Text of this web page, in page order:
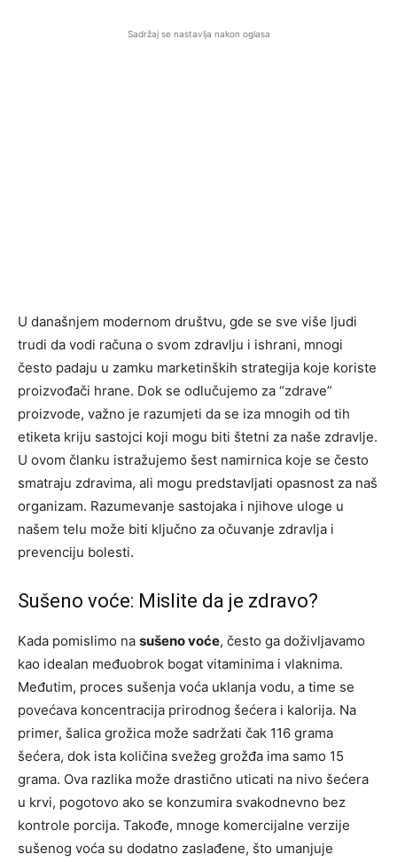
Sadržaj se nastavlja nakon oglasa
U današnjem modernom društvu, gde se sve više ljudi
trudi da vodi računa o svom zdravlju i ishrani, mnogi
često padaju u zamku marketinških strategija koje koriste
proizvođači hrane. Dok se odlučujemo za “zdrave”
proizvode, važno je razumjeti da se iza mnogih od tih
etiketa kriju sastojci koji mogu biti štetni za naše zdravlje.
U ovom članku istražujemo šest namirnica koje se često
smatraju zdravima, ali mogu predstavljati opasnost za naš
organizam. Razumevanje sastojaka i njihove uloge u
našem telu može biti ključno za očuvanje zdravlja i
prevenciju bolesti.
Sušeno voće: Mislite da je zdravo?
Kada pomislimo na sušeno voće, često ga doživljavamo
kao idealan međuobrok bogat vitaminima i vlaknima.
Međutim, proces sušenja voća uklanja vodu, a time se
povećava koncentracija prirodnog šećera i kalorija. Na
primer, šalica grožica može sadržati čak 116 grama
šećera, dok ista količina svežeg grožđa ima samo 15
grama. Ova razlika može drastično uticati na nivo šećera
u krvi, pogotovo ako se konzumira svakodnevno bez
kontrole porcija. Takođe, mnoge komercijalne verzije
sušenog voća su dodatno zaslađene, što umanjuje